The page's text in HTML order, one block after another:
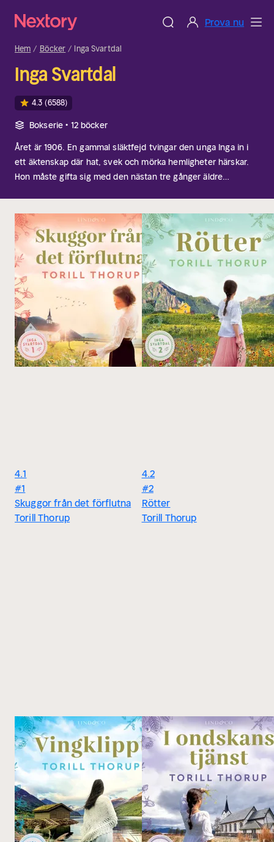
Prova nu
Hem Böcker Inga Svartdal
Inga Svartdal
4.3 (6588)
Bokserie • 12 böcker
Året är 1906. En gammal släktfejd tvingar den unga Inga in i
ett äktenskap där hat, svek och mörka hemligheter härskar.
Hon måste gifta sig med den nästan tre gånger äldre
Svartdal är en serie på sammanlagt tolv böcker där vi får följa
intrigerna i norska Vestfold i början av förra seklet. I böckerna
väntar syndigt begär, förnedring och sorg samtidigt som den
vackra unga Inga får uppleva intensiv och förbjuden kärlek.
4.1
#1
Skuggor från det förflutna
Torill Thorup
4.2
#2
Rötter
Torill Thorup